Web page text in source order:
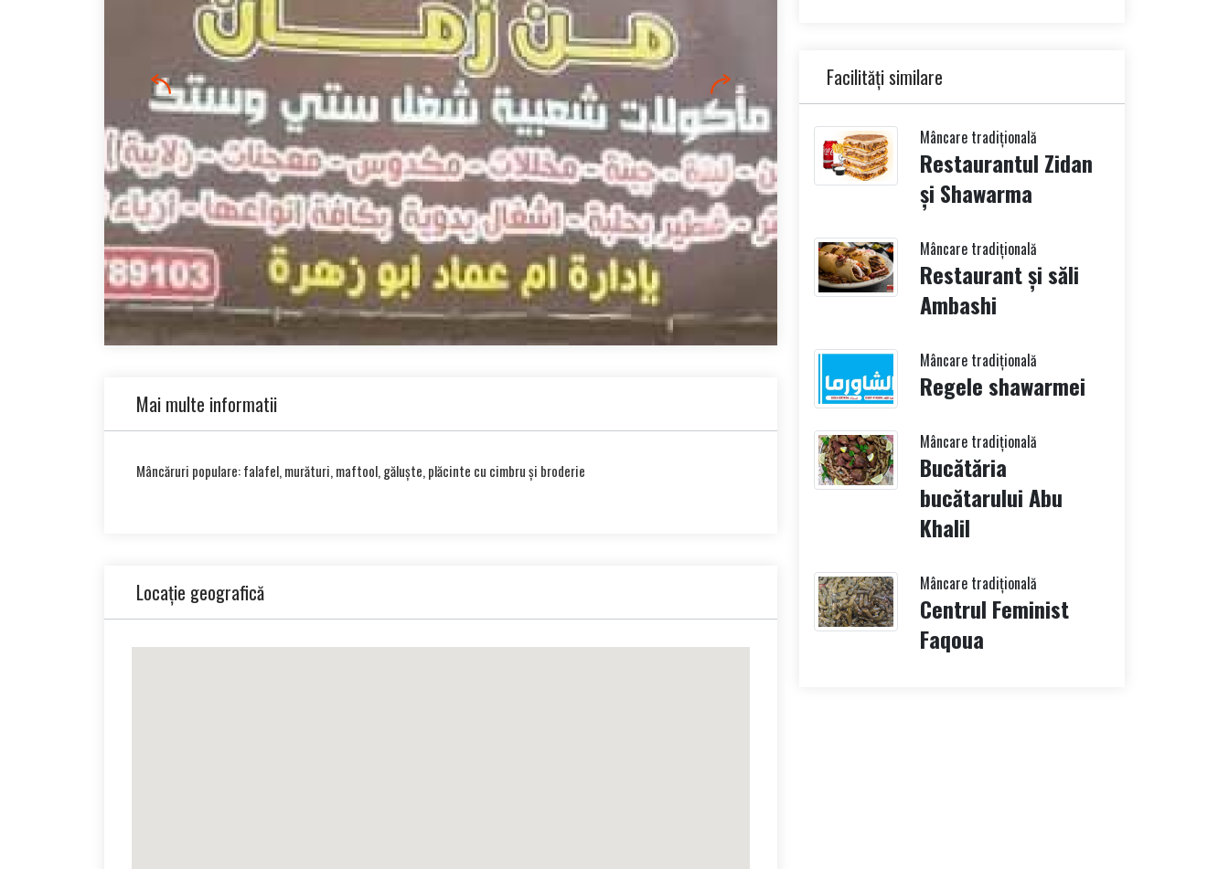
Mai multe informatii
Mâncăruri populare: falafel, murături, maftool, găluște, plăcinte cu cimbru și broderie
Locație geografică
Facilități similare
Mâncare tradițională
Restaurantul Zidan
și Shawarma
Mâncare tradițională
Restaurant și săli
Ambashi
Mâncare tradițională
Regele shawarmei
Mâncare tradițională
Bucătăria
bucătarului Abu
Khalil
Mâncare tradițională
Centrul Feminist
Faqoua